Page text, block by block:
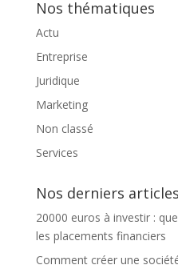
Nos thématiques
Actu
Entreprise
Juridique
Marketing
Non classé
Services
Nos derniers articles
20000 euros à investir :
les placements financiers
Comment créer une